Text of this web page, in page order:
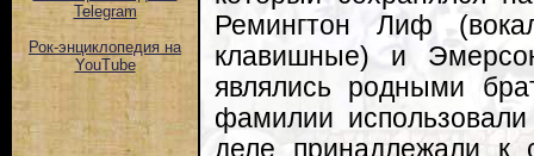
Telegram
Рок-энциклопедия на
YouTube
Ремингтон Лиф
клавишные) и
являлись родными
фамилии
деле принадлежали